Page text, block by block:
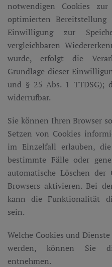
notwendigen Cookies
optimierten
Einwilligung zur
vergleichbaren
wurde, erfolgt die
Grundlage dieser
und § 25 Abs. 1 TTDSG);
widerrufbar.
Sie können Ihren Browser
Setzen von Cookies
im Einzelfall erlauben,
bestimmte Fälle oder
automatische Löschen der
Browsers aktivieren. Bei
kann die Funktionalität
sein.
Welche Cookies und
werden, können Sie
entnehmen.